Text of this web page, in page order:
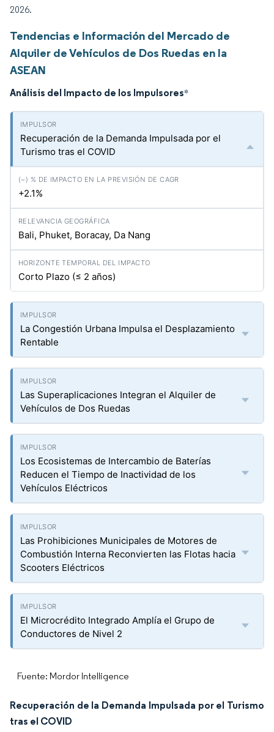
2026.
Tendencias e Información del Mercado de
Alquiler de Vehículos de Dos Ruedas en la
ASEAN
Análisis del Impacto de los Impulsores*
Recuperación de la Demanda Impulsada por el
Turismo tras el COVID
+2.1%
Bali, Phuket, Boracay, Da Nang
Corto Plazo (≤ 2 años)
La Congestión Urbana Impulsa el Desplazamiento
Rentable
Las Superaplicaciones Integran el Alquiler de
Vehículos de Dos Ruedas
Los Ecosistemas de Intercambio de Baterías
Reducen el Tiempo de Inactividad de los
Vehículos Eléctricos
Las Prohibiciones Municipales de Motores de
Combustión Interna Reconvierten las Flotas hacia
Scooters Eléctricos
El Microcrédito Integrado Amplía el Grupo de
Conductores de Nivel 2
Fuente: Mordor Intelligence
Recuperación de la Demanda Impulsada por el Turismo
tras el COVID